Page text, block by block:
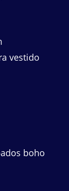
vestido
boho